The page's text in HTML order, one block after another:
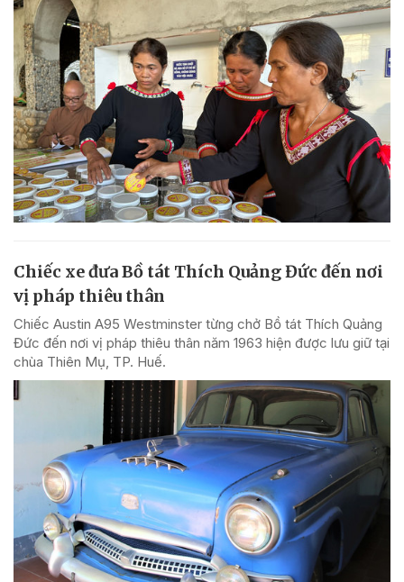
Chiếc xe đưa Bồ tát Thích Quảng Đức đến nơi
vị pháp thiêu thân
Chiếc Austin A95 Westminster từng chở Bồ tát Thích Quảng
Đức đến nơi vị pháp thiêu thân năm 1963 hiện được lưu giữ tại
chùa Thiên Mụ, TP. Huế.